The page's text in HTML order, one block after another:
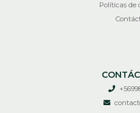
Políticas de